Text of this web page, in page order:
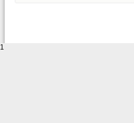
1